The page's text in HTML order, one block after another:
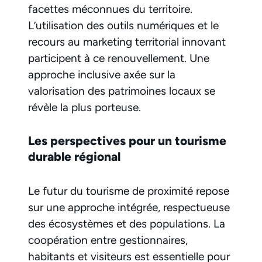
facettes méconnues du territoire.
L’utilisation des outils numériques et le
recours au marketing territorial innovant
participent à ce renouvellement. Une
approche inclusive axée sur la
valorisation des patrimoines locaux se
révèle la plus porteuse.
Les perspectives pour un tourisme
durable régional
Le futur du tourisme de proximité repose
sur une approche intégrée, respectueuse
des écosystèmes et des populations. La
coopération entre gestionnaires,
habitants et visiteurs est essentielle pour